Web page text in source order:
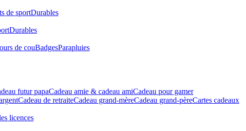
de sportDurables
Durables
de couBadgesParapluies
futur papaCadeau amie & cadeau amiCadeau pour gamer
Cadeau de retraiteCadeau grand-mèreCadeau grand-pèreCartes cadeaux
licences